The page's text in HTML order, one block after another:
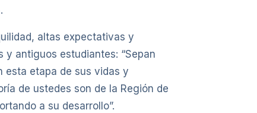
altas expectativas y
antiguos estudiantes: “Sepan
esta etapa de sus vidas y
de ustedes son de la Región de
a su desarrollo”.